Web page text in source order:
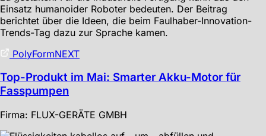
Einsatz humanoider Roboter bedeuten. Der Beitrag
berichtet über die Ideen, die beim Faulhaber-Innovation-
Trends-Tag dazu zur Sprache kamen.
PolyFormNEXT
Top-Produkt im Mai: Smarter Akku-Motor für
Fasspumpen
Firma: FLUX-GERÄTE GMBH